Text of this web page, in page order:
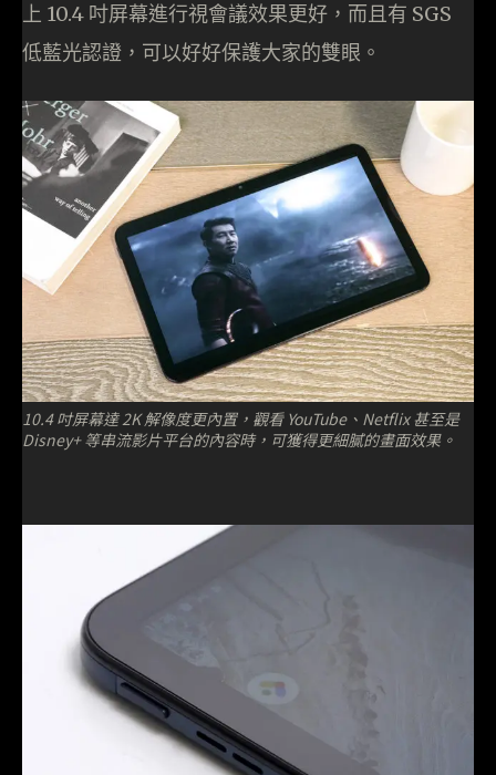
上 10.4 吋屏幕進行視會議效果更好，而且有 SGS
低藍光認證，可以好好保護大家的雙眼。
10.4 吋屏幕達 2K 解像度更內置，觀看 YouTube、Netflix 甚至是
Disney+ 等串流影片平台的內容時，可獲得更細膩的畫面效果。